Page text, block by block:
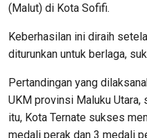
(Malut) di Kota Sofifi.
Keberhasilan ini diraih
diturunkan untuk berlaga,
Pertandingan yang
UKM provinsi Maluku
itu, Kota Ternate sukses
medali perak dan 3 medali